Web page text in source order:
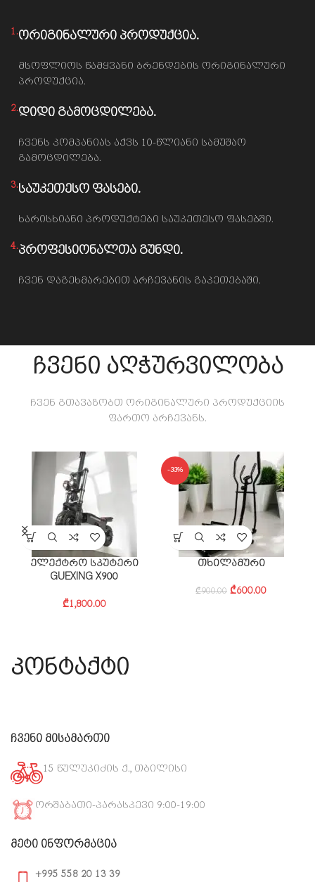
1.ორიგინალური პროდუქცია.
მსოფლიოს წამყვანი ბრენდების ორიგინალური
პროდუქცია.
2.დიდი გამოცდილება.
ჩვენს კომპანიას აქვს 10-წლიანი სამუშაო
გამოცდილება.
3.საუკეთესო ფასები.
ხარისხიანი პროდუქტები საუკეთესო ფასებში.
4.პროფესიონალთა გუნდი.
ჩვენ დაგეხმარებით არჩევანის გაკეთებაში.
ჩვენი აღჭურვილობა
ჩვენ გთავაზობთ ორიგინალური პროდუქციის
ფართო არჩევანს.
სარბენი ბილიკი
-9%
XIAOMI ელექტრო
კონტაქტი
ჩვენი მისამართი
15 წულუკიძის ქ., თბილისი
ორშაბათი-პარასკევი 9:00-19:00
მეტი ინფორმაცია
+995 558 20 13 39